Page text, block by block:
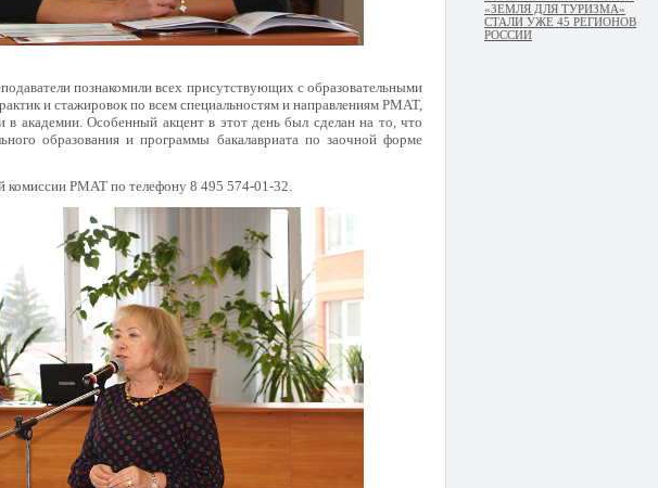
познакомили всех присутствующих с образовательными
и стажировок по всем специальностям и направлениям РМАТ,
в академии. Особенный акцент в этот день был сделан на то, что
образования и программы бакалавриата по заочной форме
РМАТ по телефону 8 495 574-01-32.
«ЗЕМЛЯ ДЛЯ ТУРИЗМА»
СТАЛИ УЖЕ 45 РЕГИОНОВ
РОССИИ